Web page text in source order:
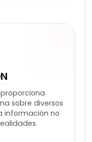
sobre diversos
información no